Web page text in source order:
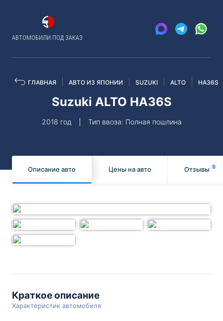
АВТОМОБИЛИ ПОД ЗАКАЗ
ГЛАВНАЯ АВТО ИЗ ЯПОНИИ SUZUKI ALTO HA36S
Suzuki ALTO HA36S
2018 год Тип ввоза: Полная пошлина
Описание авто Цены на авто Отзывы 8
Краткое описание
Характеристик автомобиля